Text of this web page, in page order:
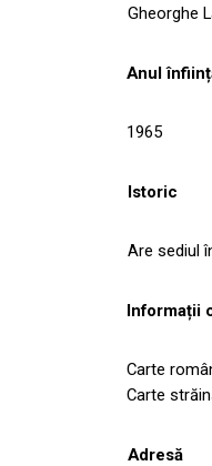
Gheorghe
Anul
1965
Istoric
Are sediul
Informații
Carte
Carte
Adresă